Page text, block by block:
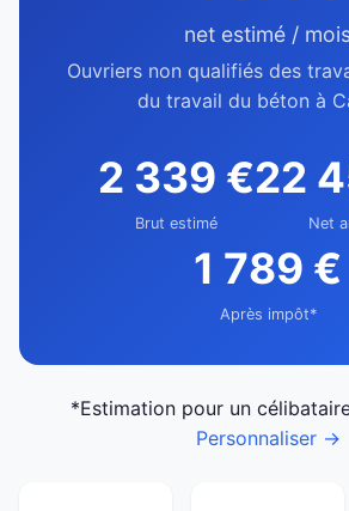
net estimé /
Ouvriers non qualifiés des
du travail du béton à
2 339 €
Brut estimé
22
Net
1 789 €
Après impôt*
*Estimation pour un
Personnaliser →